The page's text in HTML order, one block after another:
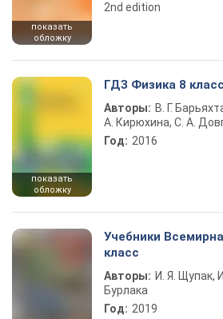
показать
обложку
2nd edition
показать
обложку
ГДЗ Физика 8 класс
Авторы: В. Г.
А. Кирюхина, С. А.
Год: 2016
Учебники
класс
Авторы: И. Я. Щупак,
Бурлака
Год: 2019